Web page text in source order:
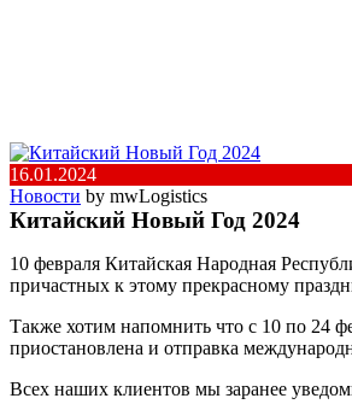
16.01.2024
Новости by mwLogistics
Китайский Новый Год 2024
10 февраля Китайская Народная
причастных к этому прекрасному
Также хотим напомнить что с 10 по 24
приостановлена и отправка
Всех наших клиентов мы заранее